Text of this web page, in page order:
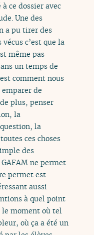
ce dossier avec
Une des
a pu tirer des
c’est que la
même pas
un temps de
comment nous
de
plus, penser
la
la
ces choses
des
ne permet
permet est
aussi
à quel point
le moment où tel
où ça a été un